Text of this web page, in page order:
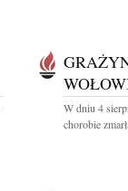
W dniu 4
chorobie